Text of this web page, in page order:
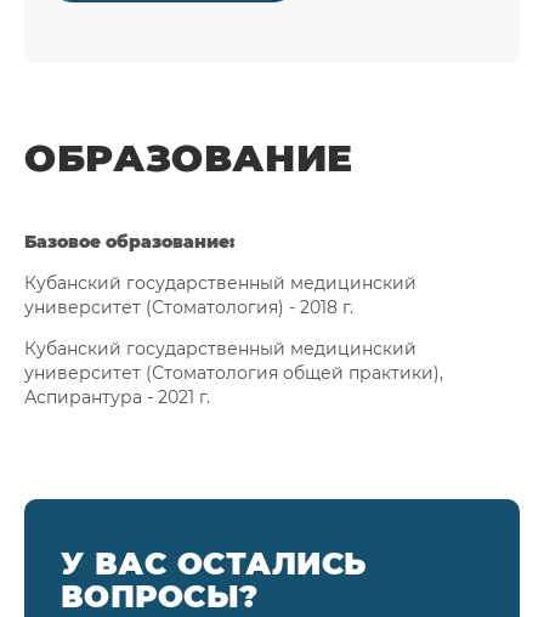
ОБРАЗОВАНИЕ
Базовое образование:
Кубанский государственный медицинский
университет (Стоматология) - 2018 г.
Кубанский государственный медицинский
университет (Стоматология общей практики),
Аспирантура - 2021 г.
У ВАС ОСТАЛИСЬ
ВОПРОСЫ?